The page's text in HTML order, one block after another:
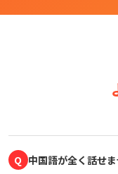
Q 中国語が全く話せ